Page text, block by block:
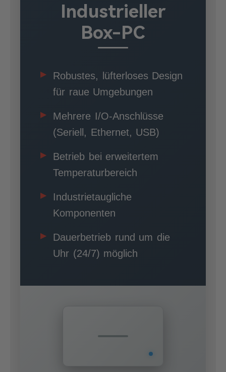
Industrieller
Box-PC
Robustes, lüfterloses Design
für raue Umgebungen
Mehrere I/O-Anschlüsse
(Seriell, Ethernet, USB)
Betrieb bei erweitertem
Temperaturbereich
Industrietaugliche
Komponenten
Dauerbetrieb rund um die
Uhr (24/7) möglich